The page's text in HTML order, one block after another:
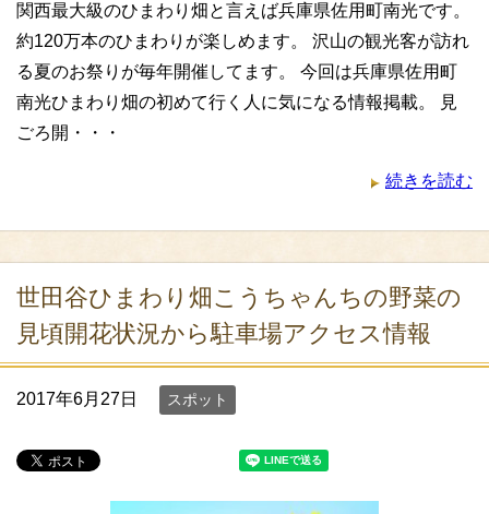
関西最大級のひまわり畑と言えば兵庫県佐用町南光です。
約120万本のひまわりが楽しめます。 沢山の観光客が訪れ
る夏のお祭りが毎年開催してます。 今回は兵庫県佐用町
南光ひまわり畑の初めて行く人に気になる情報掲載。 見
ごろ開・・・
続きを読む
世田谷ひまわり畑こうちゃんちの野菜の
見頃開花状況から駐車場アクセス情報
2017年6月27日 スポット